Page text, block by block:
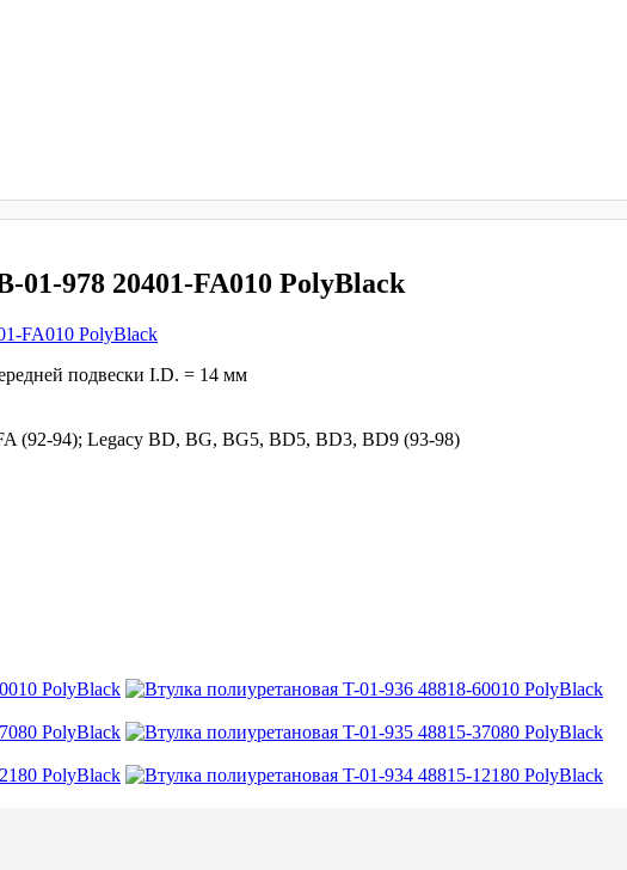
01-978 20401-FA010 PolyBlack
подвески I.D. = 14 мм
(92-94); Legacy BD, BG, BG5, BD5, BD3, BD9 (93-98)
PolyBlack
PolyBlack
PolyBlack